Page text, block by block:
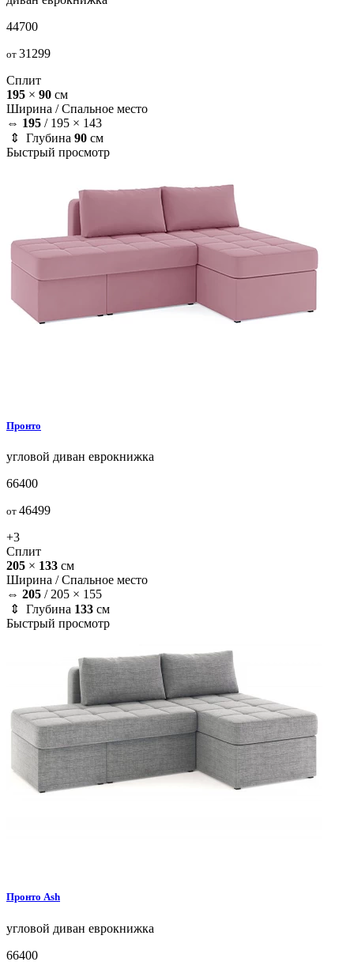
44700
от 31299
Сплит
195 × 90 см
Ширина /Спальное место
⇔ 195 / 195 × 143
⇕ Глубина 90 см
Быстрый просмотр
Пронто
угловой диван еврокнижка
66400
от 46499
+3
Сплит
205 × 133 см
Ширина /Спальное место
⇔ 205 / 205 × 155
⇕ Глубина 133 см
Быстрый просмотр
Пронто Ash
угловой диван еврокнижка
66400